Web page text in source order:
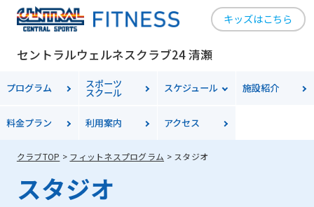
キッズはこちら
セントラルウェルネスクラブ24 清瀬
プログラム スポーツ
スクール スケジュール 施設紹介
料金プラン 利用案内 アクセス
クラブTOP フィットネスプログラム スタジオ
スタジオ